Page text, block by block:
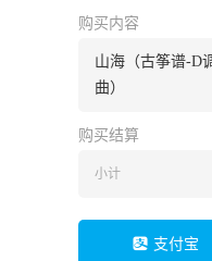
购买内容
山海（古筝谱-D
曲）
购买结算
小计
支付宝